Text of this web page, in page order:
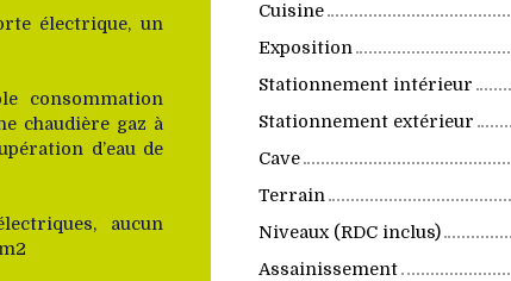
électrique, un
consommation
chaudière gaz à
d’eau de
aucun
Cuisine
Exposition
Stationnement intérieur
Stationnement extérieur
Cave
Terrain
Niveaux (RDC inclus)
Assainissement